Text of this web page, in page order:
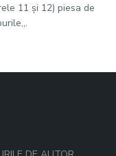
11 și 12) piesa de